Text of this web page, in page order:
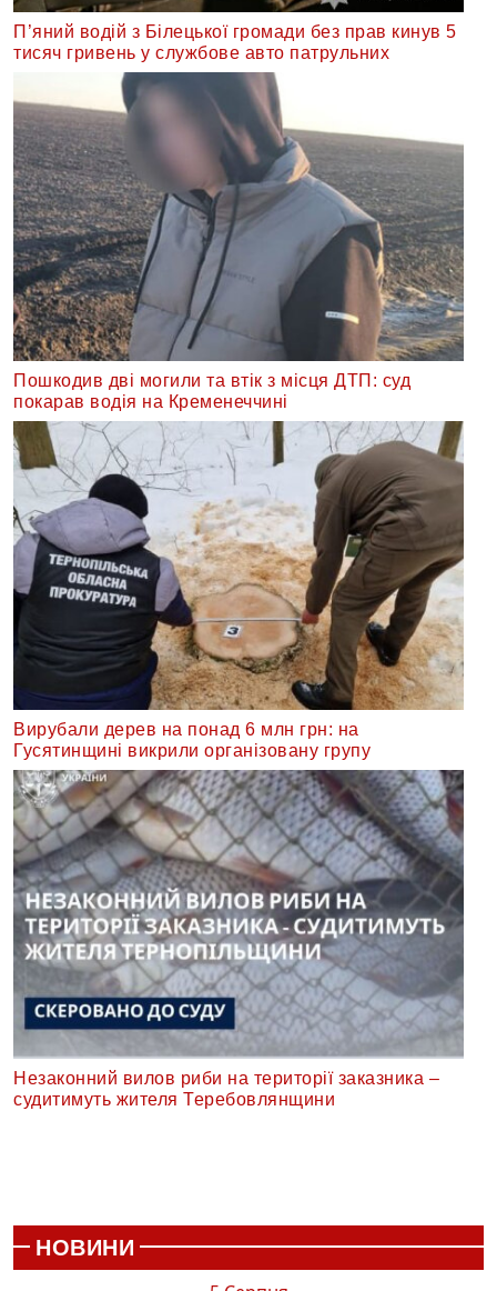
П’яний водій з Білецької громади без прав кинув 5
тисяч гривень у службове авто патрульних
Пошкодив дві могили та втік з місця ДТП: суд
покарав водія на Кременеччині
Вирубали дерев на понад 6 млн грн: на
Гусятинщині викрили організовану групу
Незаконний вилов риби на території заказника –
судитимуть жителя Теребовлянщини
НОВИНИ